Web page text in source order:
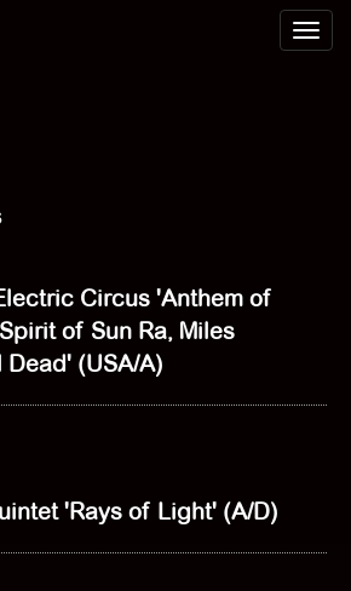
Toggle
Circus 'Anthem of
of Sun Ra, Miles
(USA/A)
'Rays of Light' (A/D)